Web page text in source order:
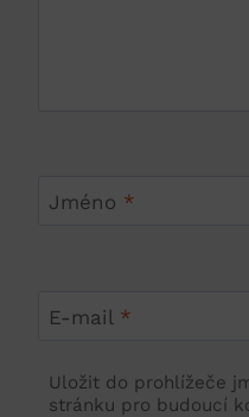
Jméno *
E-mail *
Uložit do prohlížeče
stránku pro budoucí